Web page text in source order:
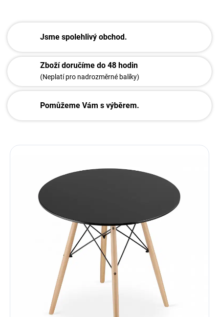
Jsme spolehlivý obchod.
Zboží doručíme do 48 hodin
(Neplatí pro nadrozměrné balíky)
Pomůžeme Vám s výběrem.